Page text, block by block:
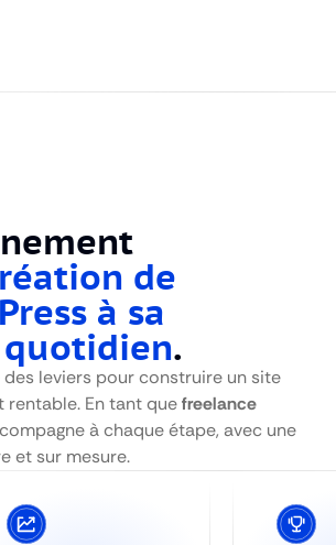
de
à sa
.
leviers pour construire un site
rentable. En tant quefreelance
à chaque étape, avec une
et sur mesure.